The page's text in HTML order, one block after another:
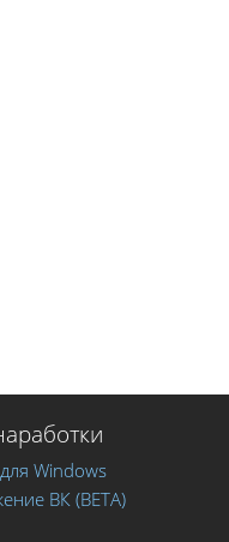
Windows
ВК (BETA)